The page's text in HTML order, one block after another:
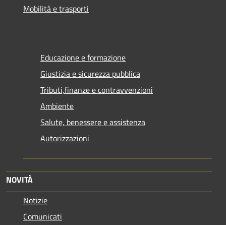
Mobilità e trasporti
Educazione e formazione
Giustizia e sicurezza pubblica
Tributi,finanze e contravvenzioni
Ambiente
Salute, benessere e assistenza
Autorizzazioni
NOVITÀ
Notizie
Comunicati